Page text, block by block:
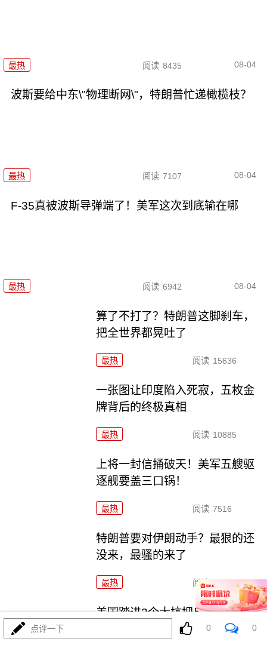
最热 阅读 8435 08-04
波斯要给中东\"物理断网\"，特朗普忙递橄榄枝？
最热 阅读 7107 08-04
F-35真被波斯导弹端了！美军这次到底输在哪
最热 阅读 6942 08-04
算了不打了？特朗普这脚刹车，
把全世界都晃吐了
最热 阅读 15636
一张图让印度陷入死寂，五枚金
牌背后的终极真相
最热 阅读 10885
上将一封信捅破天！美军五艘驱
逐舰要盖三口锅！
最热 阅读 7516
特朗普要对伊朗动手？最狠的还
没来，最骚的来了
最热 阅读 6091
美国踏进3个大坑把自己埋了！恐
点评一下 0 0